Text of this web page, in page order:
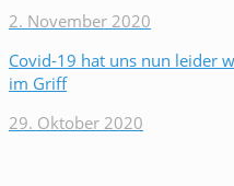
2. November 2020
Covid-19 hat uns nun leider
im Griff
29. Oktober 2020